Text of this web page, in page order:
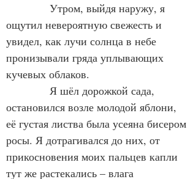
Утром, выйдя наружу, я
ощутил невероятную свежесть и
увидел, как лучи солнца в небе
пронизывали гряда уплывающих
кучевых облаков.
Я шёл дорожкой сада,
остановился возле молодой яблони,
её густая листва была усеяна бисером
росы. Я дотрагивался до них, от
прикосновения моих пальцев капли
тут же растекались – влага